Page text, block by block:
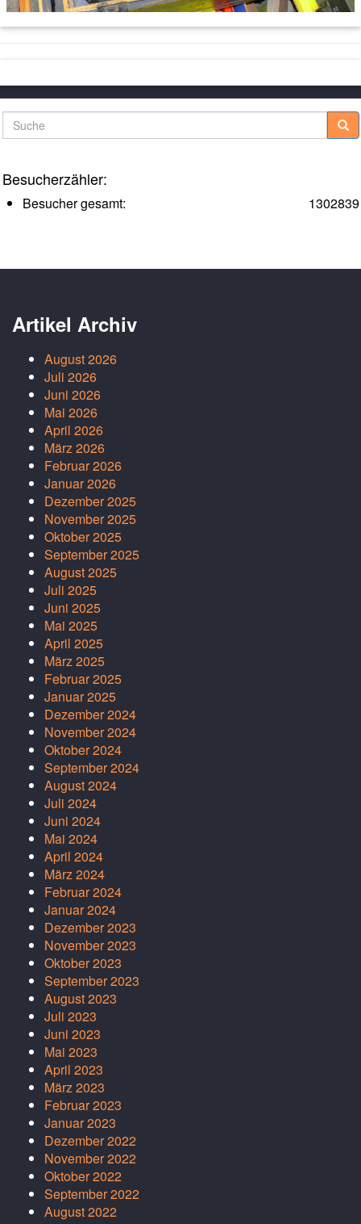
Suche
Besucherzähler:
1302839
Besucher gesamt:
Artikel Archiv
August 2026
Juli 2026
Juni 2026
Mai 2026
April 2026
März 2026
Februar 2026
Januar 2026
Dezember 2025
November 2025
Oktober 2025
September 2025
August 2025
Juli 2025
Juni 2025
Mai 2025
April 2025
März 2025
Februar 2025
Januar 2025
Dezember 2024
November 2024
Oktober 2024
September 2024
August 2024
Juli 2024
Juni 2024
Mai 2024
April 2024
März 2024
Februar 2024
Januar 2024
Dezember 2023
November 2023
Oktober 2023
September 2023
August 2023
Juli 2023
Juni 2023
Mai 2023
April 2023
März 2023
Februar 2023
Januar 2023
Dezember 2022
November 2022
Oktober 2022
September 2022
August 2022